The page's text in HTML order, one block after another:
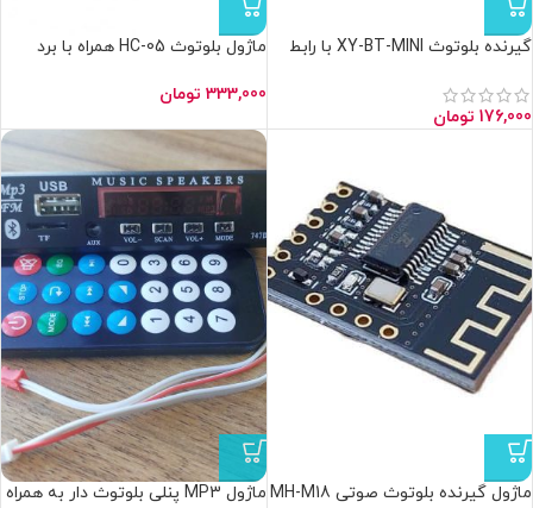
گیرنده بلوتوث XY-BT-MINI با رابط
176,000 تومان
ماژول بلوتوث HC-05 همراه با برد
333,000 تومان
ماژول گیرنده بلوتوث صوتی MH-M18
ماژول MP3 پنلی بلوتوث دار به همراه